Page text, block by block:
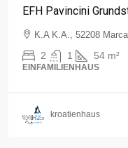
EFH Pavincini
K.A K.A., 52208
2 1 54 m²
EINFAMILIENHAUS
kroatienhaus